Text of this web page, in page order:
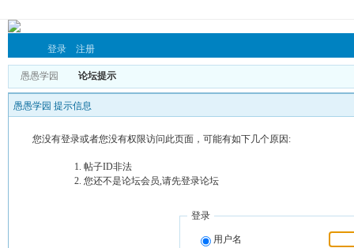
登录 注册
愚愚学园 论坛提示
愚愚学园 提示信息
您没有登录或者您没有权限访问此页面，可能有如下几个原因:
帖子ID非法
您还不是论坛会员,请先登录论坛
登录
用户名